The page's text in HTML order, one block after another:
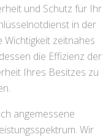
und Schutz für Ihr
in der
Wichtigkeit zeitnahes
die Effizienz der
Ihres Besitzes zu
angemessene
Wir